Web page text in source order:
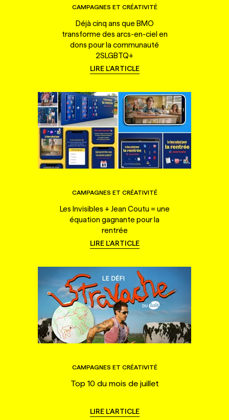
CAMPAGNES ET CRÉATIVITÉ
Déjà cinq ans que BMO
transforme des arcs-en-ciel en
dons pour la communauté
2SLGBTQ+
LIRE L'ARTICLE
CAMPAGNES ET CRÉATIVITÉ
Les Invisibles + Jean Coutu = une
équation gagnante pour la
rentrée
LIRE L'ARTICLE
CAMPAGNES ET CRÉATIVITÉ
Top 10 du mois de juillet
LIRE L'ARTICLE